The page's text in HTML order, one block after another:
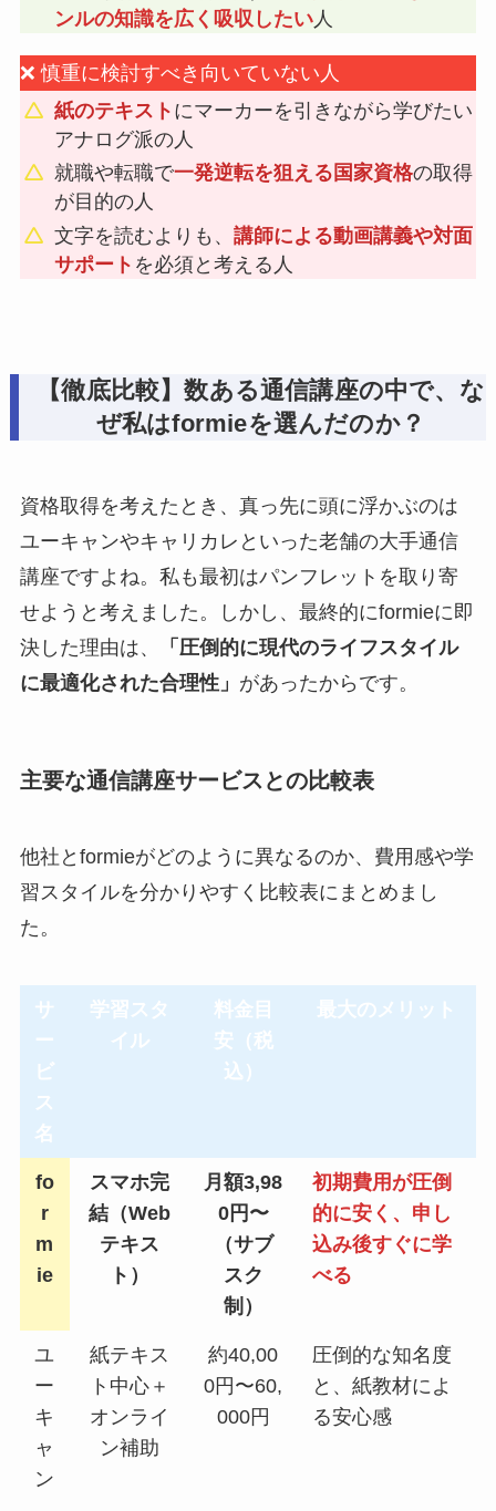
ンルの知識を広く吸収したい人
❌ 慎重に検討すべき向いていない人
紙のテキスト にマーカーを引きながら学びたい
アナログ派の人
就職や転職で一発逆転を狙える国家資格の取得
が目的の人
文字を読むよりも、講師による動画講義や対面
サポート を必須と考える人
【徹底比較】数ある通信講座の中で、な
ぜ私はformieを選んだのか？
資格取得を考えたとき、真っ先に頭に浮かぶのは
ユーキャンやキャリカレといった老舗の大手通信
講座ですよね。私も最初はパンフレットを取り寄
せようと考えました。しかし、最終的にformieに即
決した理由は、
「圧倒的に現代のライフスタイル
に最適化された合理性」 があったからです。
主要な通信講座サービスとの比較表
他社とformieがどのように異なるのか、費用感や学
習スタイルを分かりやすく比較表にまとめまし
た。
サ
ー
ビ
ス
名
学習スタ
イル
料金目
安（税
込）
最大のメリット
fo
r
m
ie
スマホ完
結（Web
テキス
ト）
月額3,98
0円〜
（サブ
スク
制）
初期費用が圧倒
的に安く、申し
込み後すぐに学
べる
ユ
ー
キ
ャ
ン
紙テキス
ト中心＋
オンライ
ン補助
約40,00
0円〜60,
000円
圧倒的な知名度
と、紙教材によ
る安心感